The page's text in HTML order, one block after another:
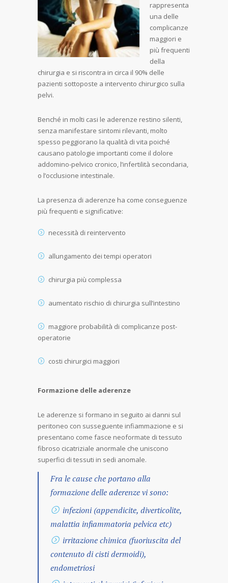
rappresenta
una delle
complicanze
maggiori e
più frequenti
della
chirurgia e si riscontra in circa il 90% delle
pazienti sottoposte a intervento chirurgico sulla
pelvi.
Benché in molti casi le aderenze restino silenti,
senza manifestare sintomi rilevanti, molto
spesso peggiorano la qualità di vita poiché
causano patologie importanti come il dolore
addomino-pelvico cronico, l’infertilità secondaria,
o l’occlusione intestinale.
La presenza di aderenze ha come conseguenze
più frequenti e significative:
necessità di reintervento
allungamento dei tempi operatori
chirurgia più complessa
aumentato rischio di chirurgia sull’intestino
maggiore probabilità di complicanze post-
operatorie
costi chirurgici maggiori
Formazione delle aderenze
Le aderenze si formano in seguito ai danni sul
peritoneo con susseguente infiammazione e si
presentano come fasce neoformate di tessuto
fibroso cicatriziale anormale che uniscono
superfici di tessuti in sedi anomale.
Fra le cause che portano alla
formazione delle aderenze vi sono:
infezioni (appendicite, diverticolite,
malattia infiammatoria pelvica etc)
irritazione chimica (fuoriuscita del
contenuto di cisti dermoidi),
endometriosi